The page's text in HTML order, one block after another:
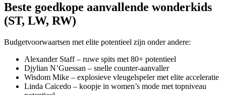
Beste goedkope aanvallende wonderkids
(ST, LW, RW)
Budgetvoorwaartsen met elite potentieel zijn onder andere:
Alexander Staff – ruwe spits met 80+ potentieel
Djylian N’Guessan – snelle counter-aanvaller
Wisdom Mike – explosieve vleugelspeler met elite acceleratie
Linda Caicedo – koopje in women’s mode met topniveau